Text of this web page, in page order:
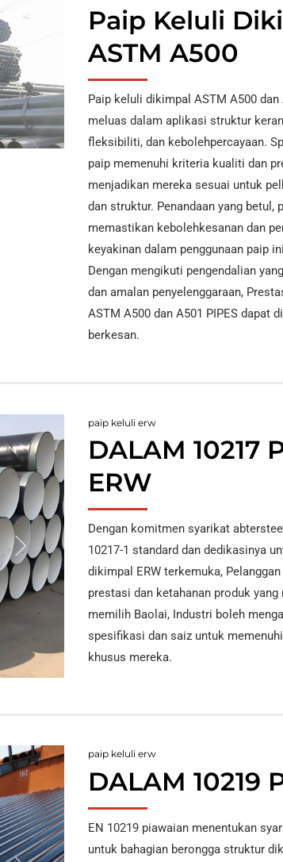
Paip Keluli
ASTM A500
Paip keluli dikimpal ASTM A500
meluas dalam aplikasi struktur
fleksibiliti, dan kebolehpercayaan.
paip memenuhi kriteria kualiti dan
menjadikan mereka sesuai untuk
dan struktur. Penandaan yang betul,
memastikan kebolehkesanan dan
keyakinan dalam penggunaan paip
Dengan mengikuti pengendalian
dan amalan penyelenggaraan,
ASTM A500 dan A501 PIPES dapat
berkesan.
paip keluli erw
DALAM 10217
ERW
Dengan komitmen syarikat
10217-1 standard dan dedikasinya
dikimpal ERW terkemuka,
prestasi dan ketahanan produk
memilih Baolai, Industri boleh
spesifikasi dan saiz untuk
khusus mereka.
paip keluli erw
DALAM 10219
EN 10219 piawaian menentukan
untuk bahagian berongga struktur